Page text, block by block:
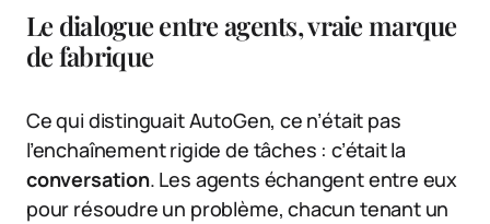
Le dialogue entre agents, vraie marque
de fabrique
Ce qui distinguait AutoGen, ce n’était pas
l’enchaînement rigide de tâches : c’était la
conversation. Les agents échangent entre eux
pour résoudre un problème, chacun tenant un